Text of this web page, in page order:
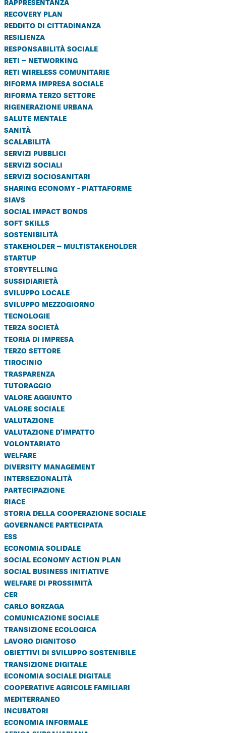
recovery plan
reddito di cittadinanza
resilienza
responsabilità sociale
reti – networking
reti wireless comunitarie
riforma impresa sociale
riforma terzo settore
rigenerazione urbana
salute mentale
sanità
scalabilità
servizi pubblici
servizi sociali
servizi sociosanitari
sharing economy - piattaforme
siavs
social impact bonds
soft skills
sostenibilità
stakeholder – multistakeholder
startup
storytelling
sussidiarietà
sviluppo locale
sviluppo mezzogiorno
tecnologie
terza società
teoria di impresa
terzo settore
tirocinio
trasparenza
tutoraggio
valore aggiunto
valore sociale
valutazione
valutazione d’impatto
volontariato
welfare
diversity management
intersezionalità
partecipazione
riace
storia della cooperazione sociale
governance partecipata
ess
economia solidale
social economy action plan
social business initiative
welfare di prossimità
cer
carlo borzaga
comunicazione sociale
transizione ecologica
lavoro dignitoso
obiettivi di sviluppo sostenibile
transizione digitale
economia sociale digitale
cooperative agricole familiari
mediterraneo
incubatori
economia informale